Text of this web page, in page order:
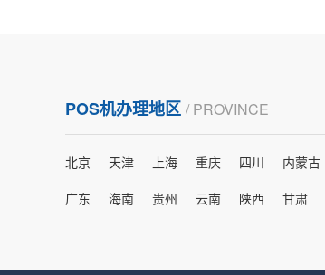
很满意！
POS机办理地区 / PROVINCE
北京 天津 上海 重庆 四川 内蒙古
广东
海南 贵州 云南 陕西 甘肃